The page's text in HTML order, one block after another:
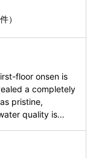
）
floor onsen is
a completely
pristine,
quality is
dish here
surprising